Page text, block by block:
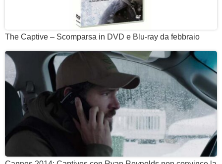
The Captive – Scomparsa in DVD e Blu-ray da febbraio